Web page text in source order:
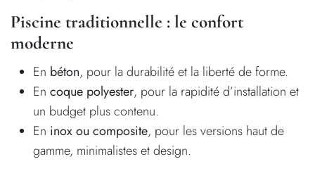
Piscine traditionnelle : le confort
moderne
En béton, pour la durabilité et la liberté de forme.
En coque polyester, pour la rapidité d’installation et
un budget plus contenu.
En inox ou composite, pour les versions haut de
gamme, minimalistes et design.